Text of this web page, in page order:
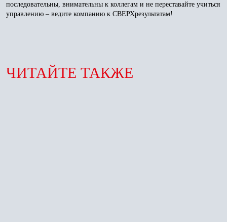
последовательны, внимательны к коллегам и не переставайте учиться
управлению – ведите компанию к СВЕРХрезультатам!
ЧИТАЙТЕ ТАКЖЕ